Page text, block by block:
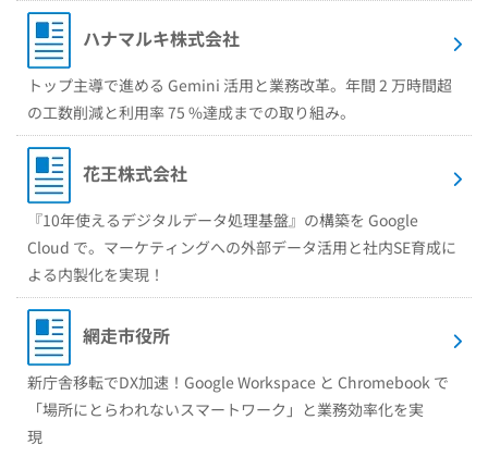
ハナマルキ株式会社
トップ主導で進める Gemini 活用と業務改革。年間 2 万時間超
の工数削減と利用率 75 %達成までの取り組み。
花王株式会社
『10年使えるデジタルデータ処理基盤』の構築を Google
Cloud で。マーケティングへの外部データ活用と社内SE育成に
よる内製化を実現！
網走市役所
新庁舎移転でDX加速！Google Workspace と Chromebook で
「場所にとらわれないスマートワーク」と業務効率化を実
現